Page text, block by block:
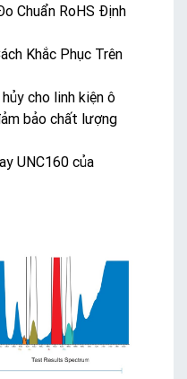
Chuẩn RoHS Định
Khắc Phục Trên
cho linh kiện ô
bảo chất lượng
UNC160 của